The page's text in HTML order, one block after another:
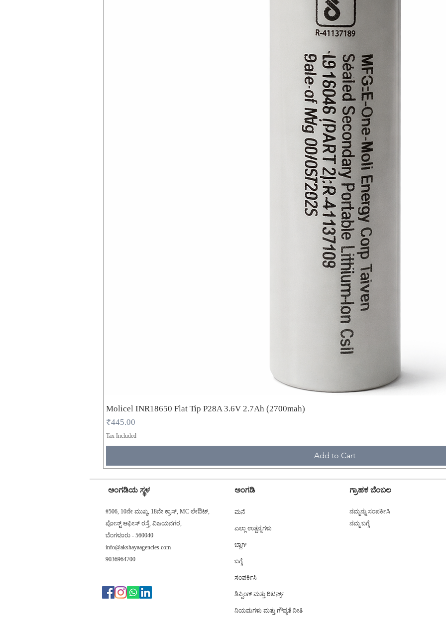
Molicel INR18650 Flat Tip P28A 3.6V 2.7Ah (2700mah)
Price
₹445.00
Tax Included
Add to Cart
ಅಂಗಡಿಯ ಸ್ಥಳ
#506, 10ನೇ ಮುಖ್ಯ, 18ನೇ ಕ್ರಾಸ್, MC ಲೇಔಟ್,
ಪೋಸ್ಟ್ ಆಫೀಸ್ ರಸ್ತೆ, ವಿಜಯನಗರ,
ಬೆಂಗಳೂರು - 560040
info@akshayaagencies.com
9036964700
ಅಂಗಡಿ
ಮನೆ
ಎಲ್ಲಾ ಉತ್ಪನ್ನಗಳು
ಬ್ಲಾಗ್
ಬಗ್ಗೆ
ಸಂಪರ್ಕಿಸಿ
ಶಿಪ್ಪಿಂಗ್ ಮತ್ತು ರಿಟರ್ನ್ಸ್
ನಿಯಮಗಳು ಮತ್ತು ಗೌಪ್ಯತೆ ನೀತಿ
ಗ್ರಾಹಕ ಬೆಂಬಲ
ನಮ್ಮನ್ನು ಸಂಪರ್ಕಿಸಿ
ನಮ್ಮ ಬಗ್ಗೆ